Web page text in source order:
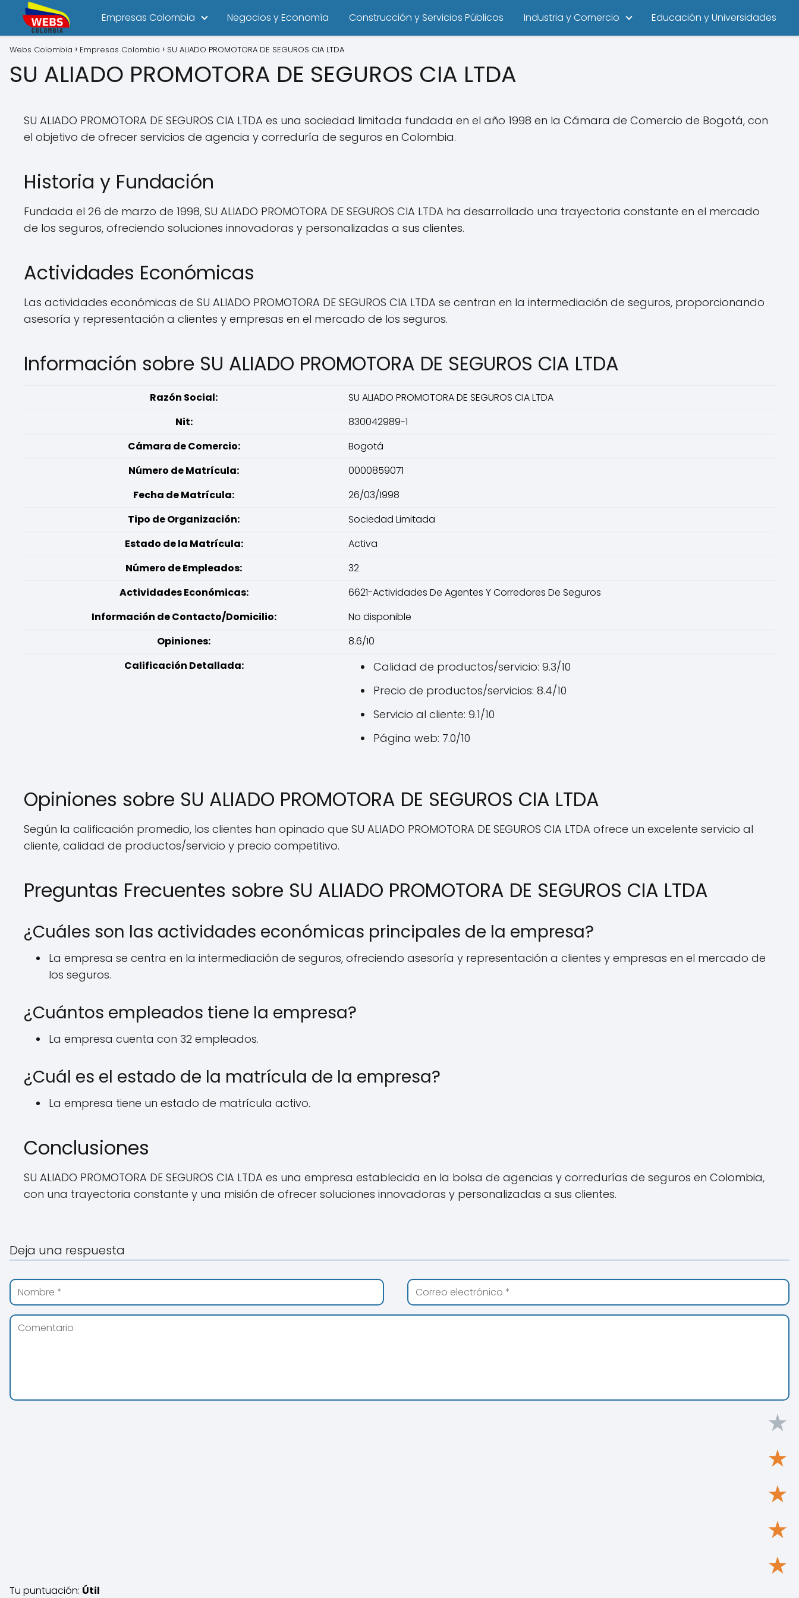
Empresas Colombia Negocios y Economía Construcción y Servicios Públicos Industria y Comercio Educación y Universidades
Webs Colombia Empresas Colombia SU ALIADO PROMOTORA DE SEGUROS CIA LTDA
SU ALIADO PROMOTORA DE SEGUROS CIA LTDA
SU ALIADO PROMOTORA DE SEGUROS CIA LTDA es una sociedad limitada fundada en el año 1998 en la Cámara de Comercio de Bogotá, con
el objetivo de ofrecer servicios de agencia y correduría de seguros en Colombia.
Historia y Fundación
Fundada el 26 de marzo de 1998, SU ALIADO PROMOTORA DE SEGUROS CIA LTDA ha desarrollado una trayectoria constante en el mercado
de los seguros, ofreciendo soluciones innovadoras y personalizadas a sus clientes.
Actividades Económicas
Las actividades económicas de SU ALIADO PROMOTORA DE SEGUROS CIA LTDA se centran en la intermediación de seguros, proporcionando
asesoría y representación a clientes y empresas en el mercado de los seguros.
Información sobre SU ALIADO PROMOTORA DE SEGUROS CIA LTDA
Razón Social:
SU ALIADO PROMOTORA DE SEGUROS CIA LTDA
Nit:
830042989-1
Cámara de Comercio:
Bogotá
Número de Matrícula:
0000859071
Fecha de Matrícula:
26/03/1998
Tipo de Organización:
Sociedad Limitada
Estado de la Matrícula:
Activa
Número de Empleados:
32
Actividades Económicas:
6621-Actividades De Agentes Y Corredores De Seguros
Información de Contacto/Domicilio:
No disponible
Opiniones:
8.6/10
Calificación Detallada:
Calidad de productos/servicio: 9.3/10
Precio de productos/servicios: 8.4/10
Servicio al cliente: 9.1/10
Página web: 7.0/10
Opiniones sobre SU ALIADO PROMOTORA DE SEGUROS CIA LTDA
Según la calificación promedio, los clientes han opinado que SU ALIADO PROMOTORA DE SEGUROS CIA LTDA ofrece un excelente servicio al
cliente, calidad de productos/servicio y precio competitivo.
Preguntas Frecuentes sobre SU ALIADO PROMOTORA DE SEGUROS CIA LTDA
¿Cuáles son las actividades económicas principales de la empresa?
La empresa se centra en la intermediación de seguros, ofreciendo asesoría y representación a clientes y empresas en el mercado de
los seguros.
¿Cuántos empleados tiene la empresa?
La empresa cuenta con 32 empleados.
¿Cuál es el estado de la matrícula de la empresa?
La empresa tiene un estado de matrícula activo.
Conclusiones
SU ALIADO PROMOTORA DE SEGUROS CIA LTDA es una empresa establecida en la bolsa de agencias y corredurías de seguros en Colombia,
con una trayectoria constante y una misión de ofrecer soluciones innovadoras y personalizadas a sus clientes.
Deja una respuesta
★
★
★
★
★
Tu puntuación: Útil